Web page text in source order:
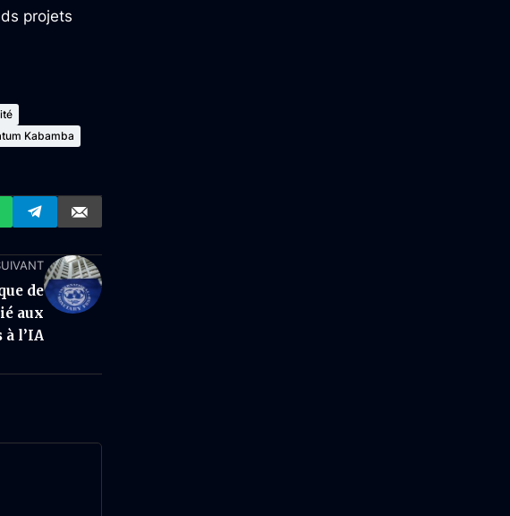
projets
Kabamba
de
aux
à l’IA